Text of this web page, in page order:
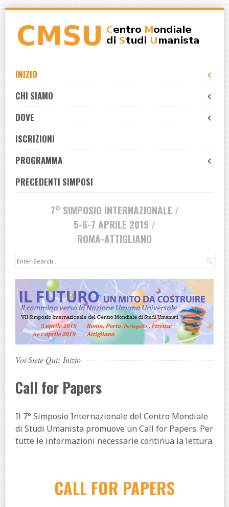
navigation
content
INIZIO
CHI SIAMO
DOVE
ISCRIZIONI
PROGRAMMA
PRECEDENTI SIMPOSI
7° SIMPOSIO INTERNAZIONALE /
5-6-7 APRILE 2019 /
ROMA-ATTIGLIANO
Voi Siete Qui: Inizio
Call for Papers
Il 7° Simposio Internazionale del Centro Mondiale
di Studi Umanista promuove un Call for Papers. Per
tutte le informazioni necessarie continua la lettura.
CALL FOR PAPERS